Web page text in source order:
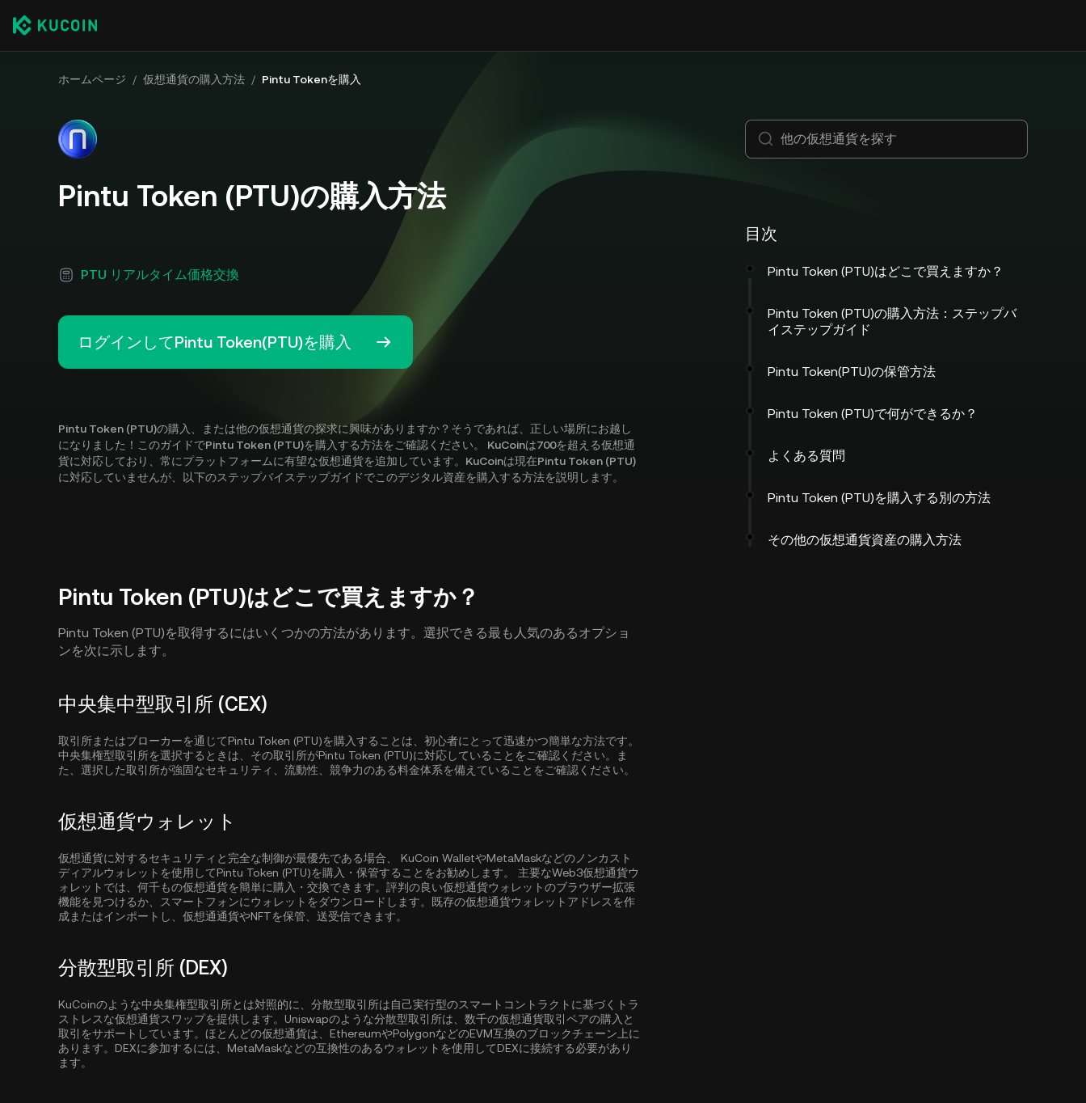
ホームページ / 仮想通貨の購入方法 / Pintu Tokenを購入
Pintu Token (PTU)の購入方法
PTU リアルタイム価格交換
ログインしてPintu Token(PTU)を購入
Pintu Token (PTU)の購入、または他の仮想通貨の探求に興味がありますか？そうであれば、正しい場所にお越し
になりました！このガイドでPintu Token (PTU)を購入する方法をご確認ください。 KuCoinは700を超える仮想通
貨に対応しており、常にプラットフォームに有望な仮想通貨を追加しています。KuCoinは現在Pintu Token (PTU)
に対応していませんが、以下のステップバイステップガイドでこのデジタル資産を購入する方法を説明します。
Pintu Token (PTU)はどこで買えますか？
Pintu Token (PTU)を取得するにはいくつかの方法があります。選択できる最も人気のあるオプショ
ンを次に示します。
中央集中型取引所 (CEX)
取引所またはブローカーを通じてPintu Token (PTU)を購入することは、初心者にとって迅速かつ簡単な方法です。
中央集権型取引所を選択するときは、その取引所がPintu Token (PTU)に対応していることをご確認ください。ま
た、選択した取引所が強固なセキュリティ、流動性、競争力のある料金体系を備えていることをご確認ください。
仮想通貨ウォレット
仮想通貨に対するセキュリティと完全な制御が最優先である場合、 KuCoin WalletやMetaMaskなどのノンカスト
ディアルウォレットを使用してPintu Token (PTU)を購入・保管することをお勧めします。 主要なWeb3仮想通貨ウ
ォレットでは、何千もの仮想通貨を簡単に購入・交換できます。評判の良い仮想通貨ウォレットのブラウザー拡張
機能を見つけるか、スマートフォンにウォレットをダウンロードします。既存の仮想通貨ウォレットアドレスを作
成またはインポートし、仮想通通貨やNFTを保管、送受信できます。
分散型取引所 (DEX)
KuCoinのような中央集権型取引所とは対照的に、分散型取引所は自己実行型のスマートコントラクトに基づくトラ
ストレスな仮想通貨スワップを提供します。Uniswapのような分散型取引所は、数千の仮想通貨取引ペアの購入と
取引をサポートしています。ほとんどの仮想通貨は、 EthereumやPolygonなどのEVM互換のブロックチェーン上に
あります。DEXに参加するには、MetaMaskなどの互換性のあるウォレットを使用してDEXに接続する必要があり
ます。
目次
Pintu Token (PTU)はどこで買えますか？
Pintu Token (PTU)の購入方法：ステップバ
イステップガイド
Pintu Token(PTU)の保管方法
Pintu Token (PTU)で何ができるか？
よくある質問
Pintu Token (PTU)を購入する別の方法
その他の仮想通貨資産の購入方法